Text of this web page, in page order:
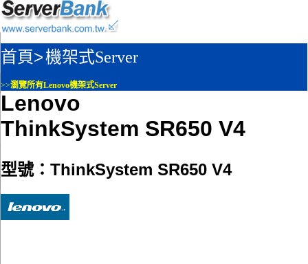
首頁>機架式Server
>>瀏覽所有Lenovo機架式Server
Lenovo
ThinkSystem SR650 V4
型號：ThinkSystem SR650 V4